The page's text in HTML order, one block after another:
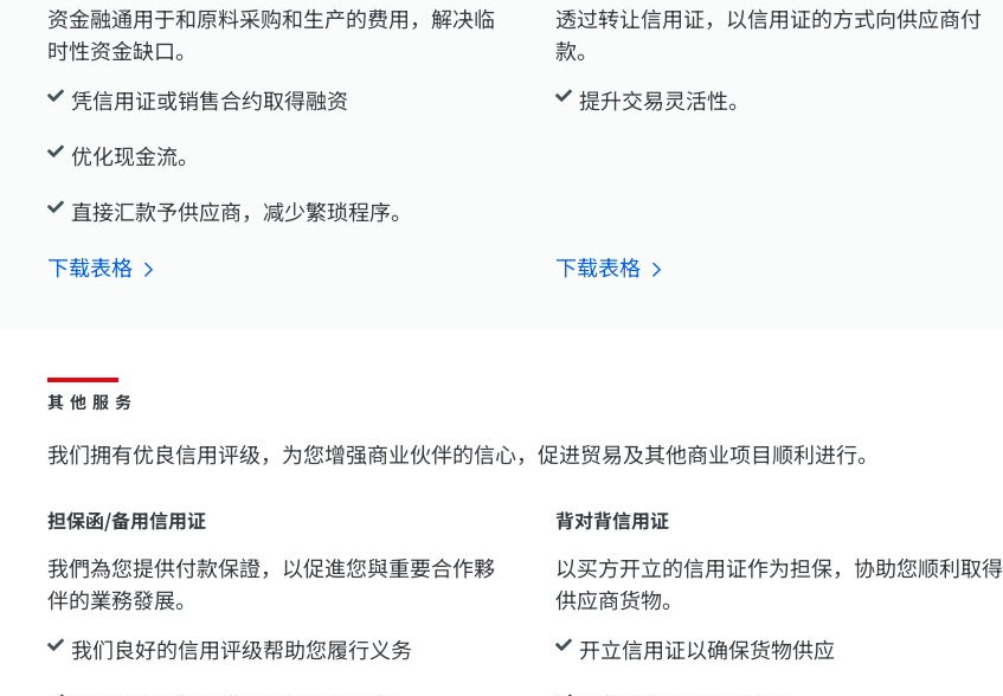
资金融通用于和原料采购和生产的费用，解决临
时性资金缺口。
凭信用证或销售合约取得融资
优化现金流。
直接汇款予供应商，减少繁琐程序。
下载表格
透过转让信用证，以信用证的方式向供应商付
款。
提升交易灵活性。
下载表格
其他服务
我们拥有优良信用评级，为您增强商业伙伴的信心，促进贸易及其他商业项目顺利进行。
担保函/备用信用证
我們為您提供付款保證，以促進您與重要合作夥
伴的業務發展。
我们良好的信用评级帮助您履行义务
背对背信用证
以买方开立的信用证作为担保，协助您顺利取得
供应商货物。
开立信用证以确保货物供应